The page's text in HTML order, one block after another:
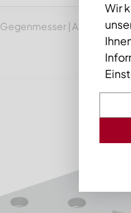
Gegenmesser |
Wir